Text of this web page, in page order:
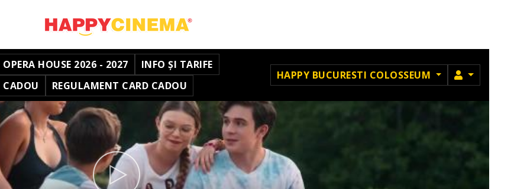
OPERA HOUSE 2026 - 2027
INFO ȘI TARIFE
CADOU REGULAMENT CARD CADOU
HAPPY BUCURESTI COLOSSEUM MEMBRU